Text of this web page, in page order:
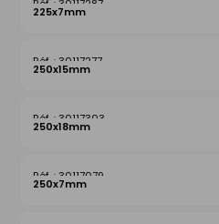
30117287
225x7mm
30117277
250x15mm
30117303
250x18mm
30117079
250x7mm